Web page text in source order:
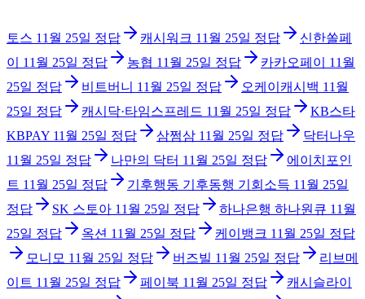
토스 11월 25일 정답 캐시워크 11월 25일 정답
신한쏠페
이
11월 25일 정답 농협 11월 25일 정답 카카오페이
11월
25일 정답 비트버니 11월 25일 정답 오케이캐시백 11월
25일 정답 캐시닥·타임스프레드 11월 25일 정답
KB스타
KBPAY 11월 25일 정답 삼쩜삼 11월 25일 정답
닥터나우
11월 25일 정답 나만의 닥터 11월 25일 정답
에이치포인
트 11월 25일 정답 기후행동 기후동행 기회소득 11월 25일
정답
SK 스토아 11월 25일 정답 하나은행 하나원큐 11월
25일 정답 옥션 11월 25일 정답 케이뱅크 11월 25일 정답
모니모 11월 25일 정답 버즈빌 11월 25일 정답
리브메
이트 11월 25일 정답 페이북 11월 25일 정답
캐시슬라이